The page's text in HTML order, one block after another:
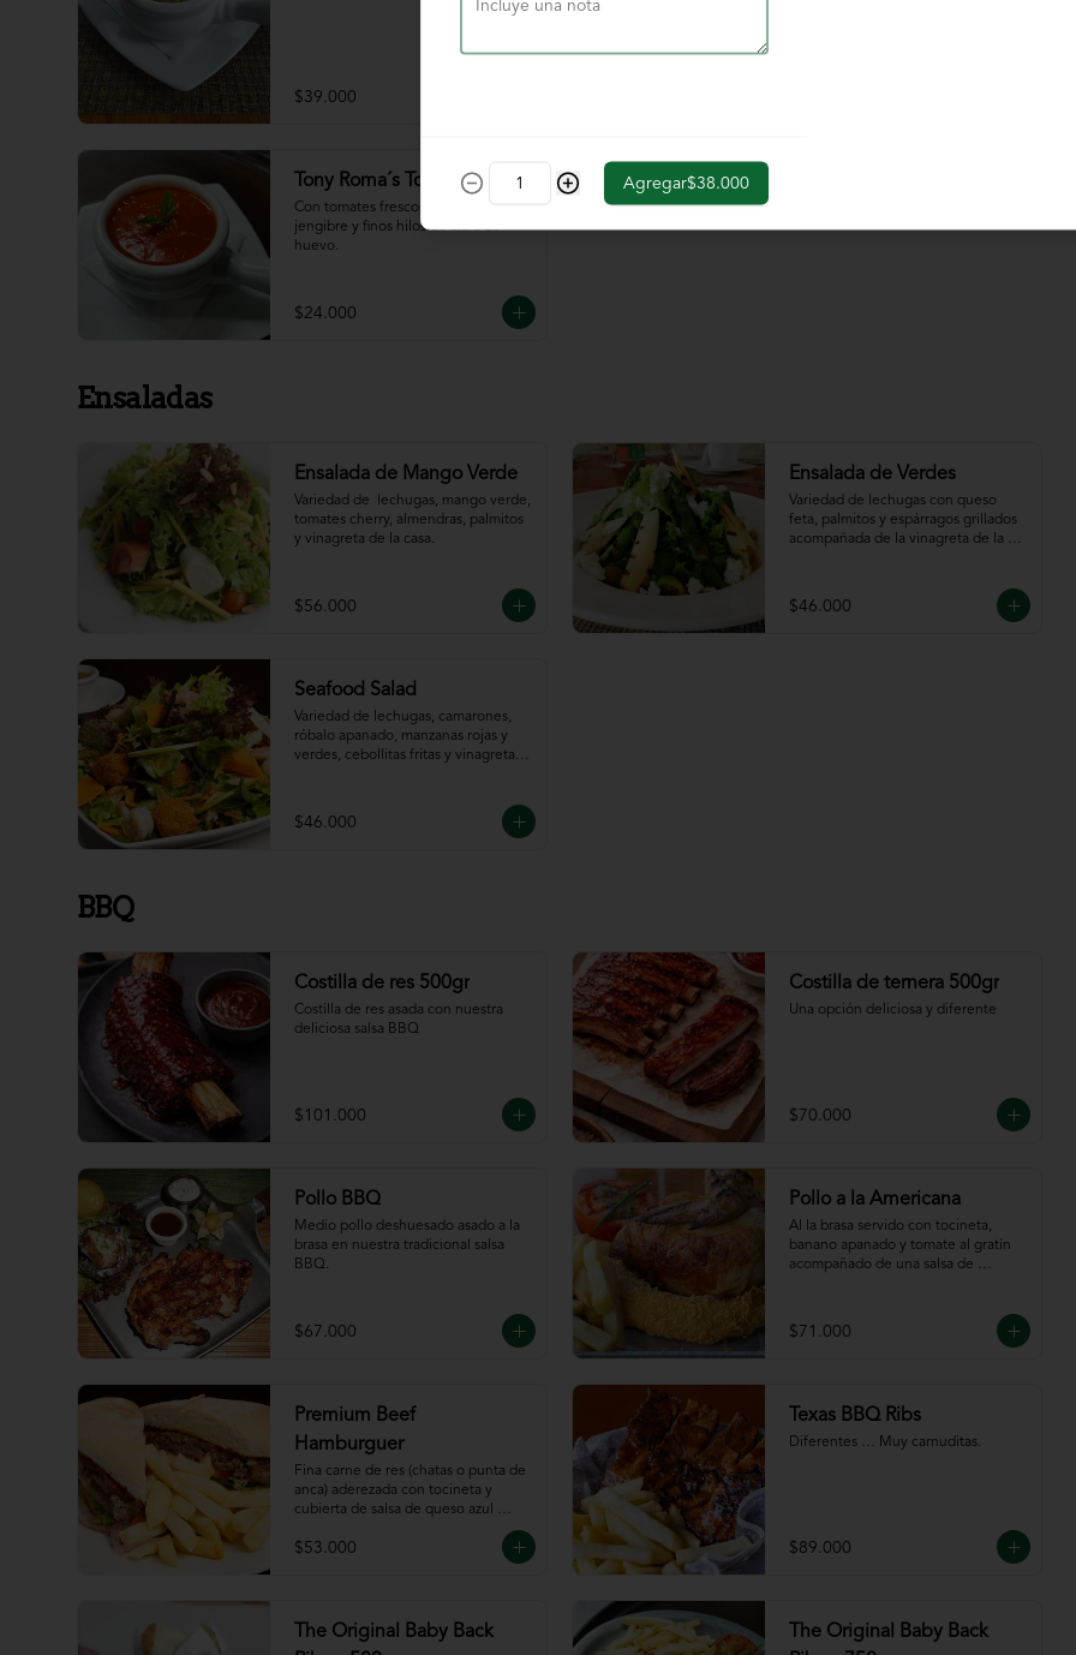
$39.000
Tony Roma´s Tomato Soup
Con tomates frescos, aderezada con
jengibre y finos hilos de clara de
huevo.
$24.000
Ensaladas
Ensalada de Mango Verde
Variedad de  lechugas, mango verde,
tomates cherry, almendras, palmitos
y vinagreta de la casa.
$56.000
Ensalada de Verdes
Variedad de lechugas con queso
feta, palmitos y espárragos grillados
acompañada de la vinagreta de la
$46.000
Seafood Salad
Variedad de lechugas, camarones,
róbalo apanado, manzanas rojas y
verdes, cebollitas fritas y vinagreta
$46.000
BBQ
Costilla de res 500gr
Costilla de res asada con nuestra
deliciosa salsa BBQ
$101.000
Costilla de ternera 500gr
Una opción deliciosa y diferente
$70.000
Pollo BBQ
Medio pollo deshuesado asado a la
brasa en nuestra tradicional salsa
BBQ.
$67.000
Pollo a la Americana
Al la brasa servido con tocineta,
banano apanado y tomate al gratín
acompañado de una salsa de
$71.000
Premium Beef
Hamburguer
Fina carne de res (chatas o punta de
anca) aderezada con tocineta y
cubierta de salsa de queso azul
acompañada de papas a la francesa.
$53.000
Texas BBQ Ribs
Diferentes … Muy carnuditas.
$89.000
The Original Baby Back
The Original Baby Back
Agregar$38.000